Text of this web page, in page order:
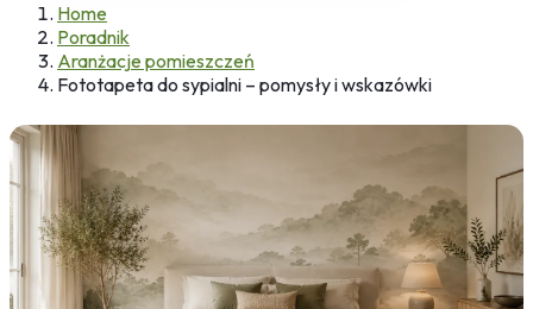
Home
Poradnik
Aranżacje pomieszczeń
Fototapeta do sypialni – pomysły i wskazówki